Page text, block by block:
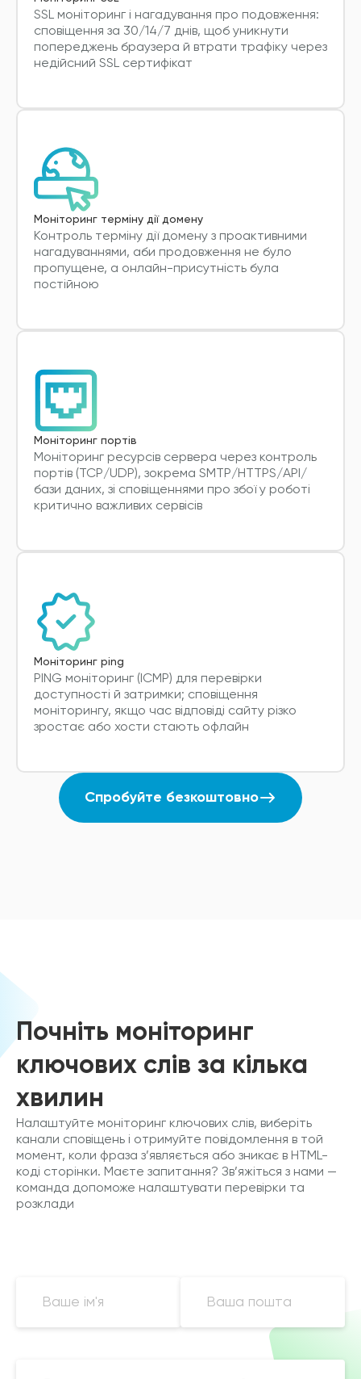
SSL моніторинг і нагадування про подовження:
сповіщення за 30/14/7 днів, щоб уникнути
попереджень браузера й втрати трафіку через
недійсний SSL сертифікат
Моніторинг терміну дії домену
Контроль терміну дії домену з проактивними
нагадуваннями, аби продовження не було
пропущене, а онлайн-присутність була
постійною
Моніторинг портів
Моніторинг ресурсів сервера через контроль
портів (TCP/UDP), зокрема SMTP/HTTPS/API/
бази даних, зі сповіщеннями про збої у роботі
критично важливих сервісів
Моніторинг ping
PING моніторинг (ICMP) для перевірки
доступності й затримки; сповіщення
моніторингу, якщо час відповіді сайту різко
зростає або хости стають офлайн
Спробуйте безкоштовно
Почніть моніторинг
ключових слів за кілька
хвилин
Налаштуйте моніторинг ключових слів, виберіть
канали сповіщень і отримуйте повідомлення в той
момент, коли фраза з’являється або зникає в HTML-
коді сторінки. Маєте запитання? Зв’яжіться з нами —
команда допоможе налаштувати перевірки та
розклади